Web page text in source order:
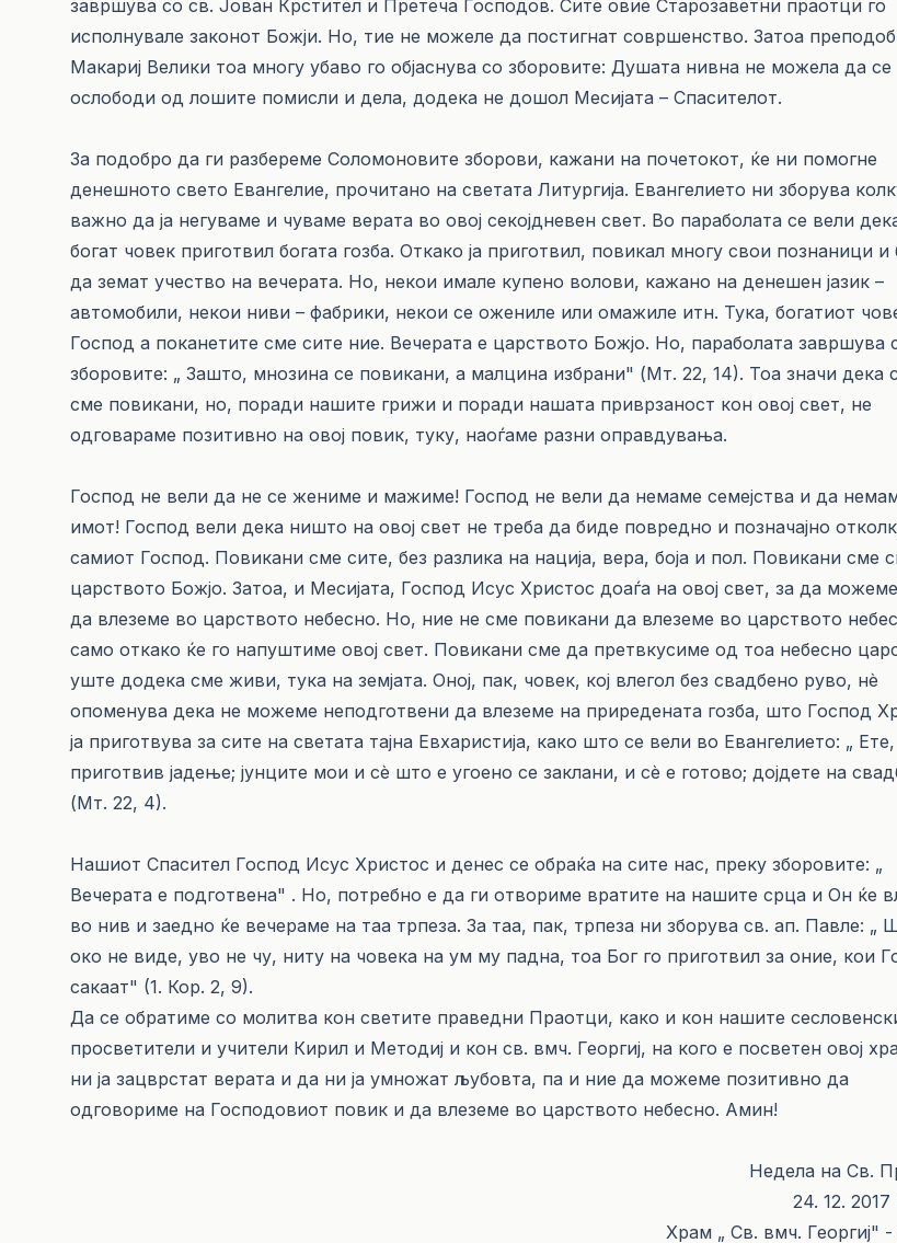
завршува со св. Јован Крстител и Претеча Господов. Сите овие Старозаветни праотци го
исполнувале законот Божји. Но, тие не можеле да постигнат совршенство. Затоа
Макариј Велики тоа многу убаво го објаснува со зборовите: Душата нивна не можела да се
ослободи од лошите помисли и дела, додека не дошол Месијата – Спасителот.
За подобро да ги разбереме Соломоновите зборови, кажани на почетокот, ќе ни помогне
денешното свето Евангелие, прочитано на светата Литургија. Евангелието ни зборува
важно да ја негуваме и чуваме верата во овој секојдневен свет. Во параболата се вели
богат човек приготвил богата гозба. Откако ја приготвил, повикал многу свои познаници и
да земат учество на вечерата. Но, некои имале купено волови, кажано на денешен јазик –
автомобили, некои ниви – фабрики, некои се ожениле или омажиле итн. Тука, богатиот
Господ а поканетите сме сите ние. Вечерата е царството Божјо. Но, параболата завршува
зборовите: „ Зашто, мнозина се повикани, а малцина избрани" (Мт. 22, 14). Тоа значи дека
сме повикани, но, поради нашите грижи и поради нашата приврзаност кон овој свет, не
одговараме позитивно на овој повик, туку, наоѓаме разни оправдувања.
Господ не вели да не се жениме и мажиме! Господ не вели да немаме семејства и да
имот! Господ вели дека ништо на овој свет не треба да биде повредно и позначајно
самиот Господ. Повикани сме сите, без разлика на нација, вера, боја и пол. Повикани сме
царството Божјо. Затоа, и Месијата, Господ Исус Христос доаѓа на овој свет, за да
да влеземе во царството небесно. Но, ние не сме повикани да влеземе во царството
само откако ќе го напуштиме овој свет. Повикани сме да претвкусиме од тоа небесно
уште додека сме живи, тука на земјата. Оној, пак, човек, кој влегол без свадбено руво, нѐ
опоменува дека не можеме неподготвени да влеземе на приредената гозба, што Господ
ја приготвува за сите на светата тајна Евхаристија, како што се вели во Евангелието: „ Ете,
приготвив јадење; јунците мои и сѐ што е угоено се заклани, и сѐ е готово; дојдете на
(Мт. 22, 4).
Нашиот Спасител Господ Исус Христос и денес се обраќа на сите нас, преку зборовите: „
Вечерата е подготвена" . Но, потребно е да ги отвориме вратите на нашите срца и Он ќе
во нив и заедно ќе вечераме на таа трпеза. За таа, пак, трпеза ни зборува св. ап. Павле: „
око не виде, уво не чу, ниту на човека на ум му падна, тоа Бог го приготвил за оние, кои
сакаат" (1. Кор. 2, 9).
Да се обратиме со молитва кон светите праведни Праотци, како и кон нашите
просветители и учители Кирил и Методиј и кон св. вмч. Георгиј, на кого е посветен овој
ни ја зацврстат верата и да ни ја умножат љубовта, па и ние да можеме позитивно да
одговориме на Господовиот повик и да влеземе во царството небесно. Амин!
Недела на Св.
24. 12.
Храм „ Св. вмч. Георгиј" -